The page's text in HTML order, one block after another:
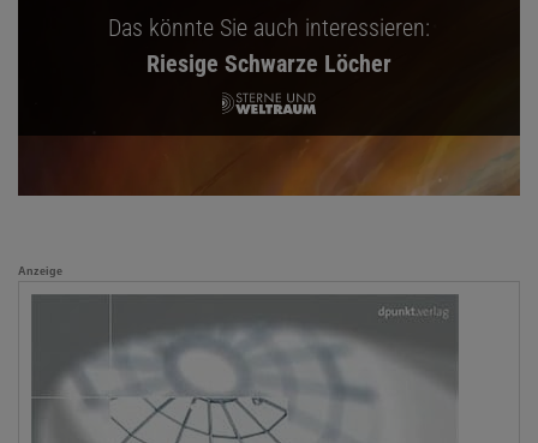
Das könnte Sie auch interessieren:
Riesige Schwarze Löcher
Anzeige